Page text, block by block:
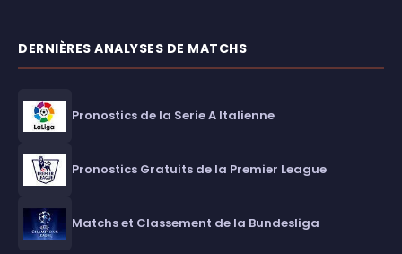
DERNIÈRES ANALYSES DE MATCHS
Pronostics de la Serie A Italienne
Pronostics Gratuits de la Premier League
Matchs et Classement de la Bundesliga